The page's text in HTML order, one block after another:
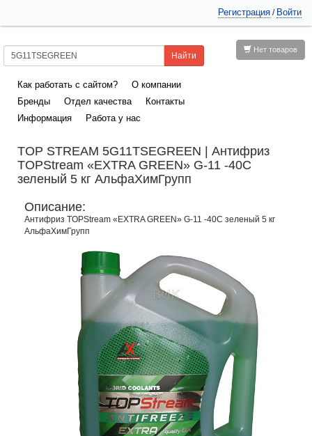
Регистрация / Войти
Нет товаров
Как работать с сайтом?
О компании
Бренды
Отдел качества
Контакты
Информация
Работа у нас
TOP STREAM 5G11TSEGREEN | Антифриз
TOPStream «EXTRA GREEN» G-11 -40С
зеленый 5 кг АльфаХимГрупп
Описание:
Антифриз TOPStream «EXTRA GREEN» G-11 -40С зеленый 5 кг
АльфаХимГрупп